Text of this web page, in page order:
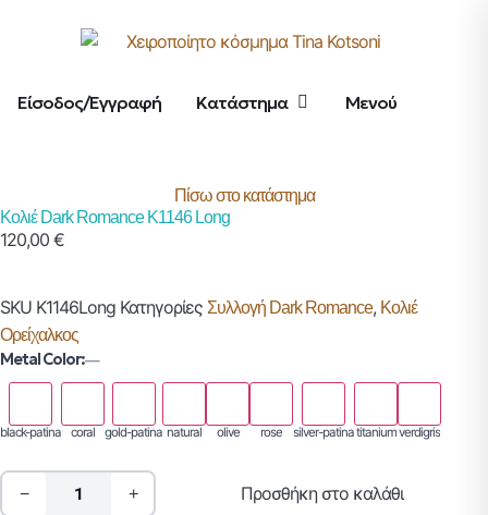
Είσοδος/Εγγραφή Κατάστημα Μενού
Πίσω στο κατάστημα
Κολιέ Dark Romance K1146 Long
120,00 €
SKU K1146Long Κατηγορίες Συλλογή Dark Romance, Κολιέ
Ορείχαλκος
Metal Color:—
black-patina coral gold-patina natural olive rose silver-patinatitaniumverdigris
− +
Προσθήκη στο καλάθι